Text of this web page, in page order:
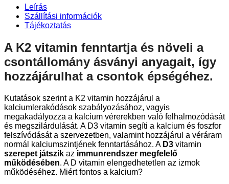
Leírás
Szállítási információk
Tájékoztatás
A K2 vitamin fenntartja és növeli a
csontállomány ásványi anyagait, így
hozzájárulhat a csontok épségéhez.
Kutatások szerint a K2 vitamin hozzájárul a
kalciumlerakódások szabályozásához, vagyis
megakadályozza a kalcium vérerekben való felhalmozódását
és megszilárdulását. A D3 vitamin segíti a kalcium és foszfor
felszívódását a szervezetben, valamint hozzájárul a véráram
normál kalciumszintjének fenntartásához. A D3 vitamin
szerepet játszik az immunrendszer megfelelő
működésében. A D vitamin elengedhetetlen az izmok
működéséhez. Miért fontos a kalcium?